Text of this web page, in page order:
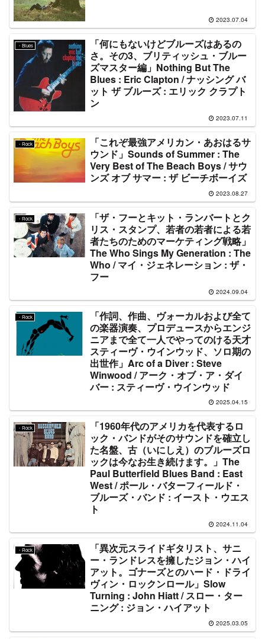
2023.07.04
・Blues
「何にもないけどブルーズはあるの
さ。その3、ブリティッシュ・ブルー
ズマスター編」Nothing But The
Blues : Eric Clapton / ナッシング バ
ット ザ ブルーズ : エリック クラプト
ン
2023.07.11
・Rock
「これぞ最強アメリカン・あおはるサ
ウンド」Sounds of Summer : The
Very Best of The Beach Boys / サウ
ンズ オブ サマー : ザ ビーチボーイズ
2023.08.27
・Rock
「ザ・フーとキット・ランバートとク
リス・スタンプ、若者の若者による若
者たちのためのマーケティング戦略」
The Who Sings My Generation : The
Who / マイ・ジェネレーション : ザ・
フー
2024.09.04
・Rock
「作詞、作曲、ヴォーカルおよび全て
の楽器演奏、プロデュースからエンジ
ニアまで全て一人でやってのける天才
スティーヴ・ウインウッド、ソロ期の
出世作」Arc of a Diver : Steve
Winwood / アーク・オブ・ア・ダイ
バー : スティーヴ・ウインウッド
2025.04.15
・Rock
「1960年代のアメリカを代表するロ
ック・バンドがそのサウンドを確立し
た名盤、古（いにしえ）のブルーズロ
ックは今なお生き続けます。」The
Paul Butterfield Blues Band : East
West / ポール・バターフィールド・
ブルーズ・バンド : イースト・ウエス
ト
2024.11.04
・Rock
「異次元スライドギタリスト、サニ
ー・ランドレスを擁したジョン・ハイ
アット。ゴナーズとのハード・ドライ
ヴィン・ロックンロール」Slow
Turning : John Hiatt / スロー・ター
ニング : ジョン・ハイアット
2025.03.05